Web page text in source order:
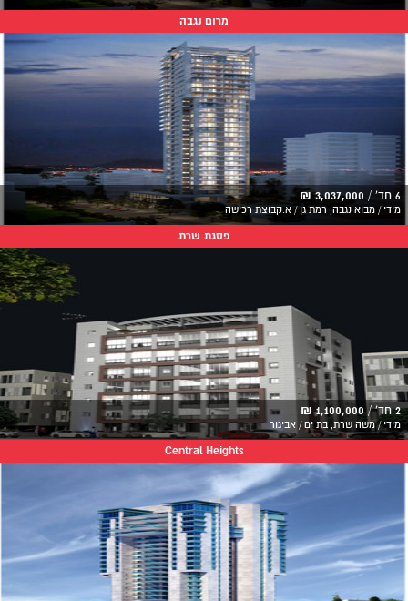
מרום נגבה
6 חד' / 3,037,000 ₪
מידי / מבוא נגבה, רמת גן / א.קבוצת רכישה
פסגת שרת
2 חד' / 1,100,000 ₪
מידי / משה שרת, בת ים / אביגור
Central Heights